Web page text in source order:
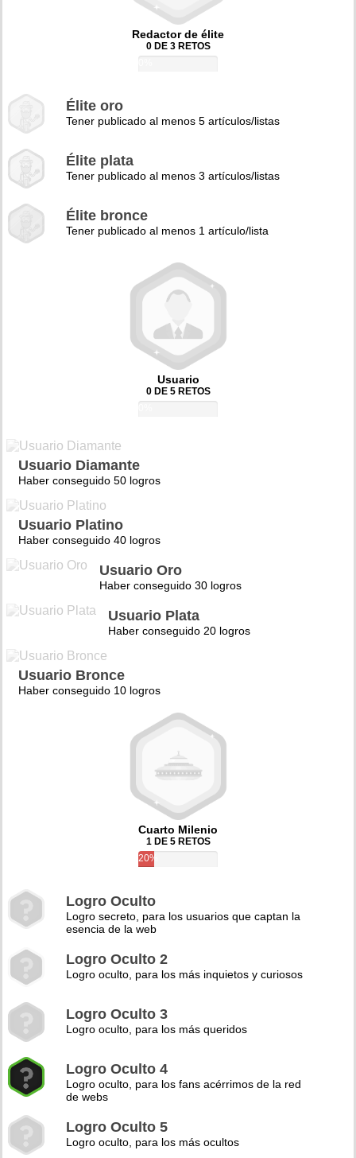
Redactor de élite
0 DE 3 RETOS
Élite oro
Tener publicado al menos 5 artículos/listas
Élite plata
Tener publicado al menos 3 artículos/listas
Élite bronce
Tener publicado al menos 1 artículo/lista
Usuario
0 DE 5 RETOS
Usuario Diamante
Haber conseguido 50 logros
Usuario Platino
Haber conseguido 40 logros
Usuario Oro
Haber conseguido 30 logros
Usuario Plata
Haber conseguido 20 logros
Usuario Bronce
Haber conseguido 10 logros
Cuarto Milenio
1 DE 5 RETOS
20%
Logro Oculto
Logro secreto, para los usuarios que captan la
esencia de la web
Logro Oculto 2
Logro oculto, para los más inquietos y curiosos
Logro Oculto 3
Logro oculto, para los más queridos
Logro Oculto 4
Logro oculto, para los fans acérrimos de la red
de webs
Logro Oculto 5
Logro oculto, para los más ocultos